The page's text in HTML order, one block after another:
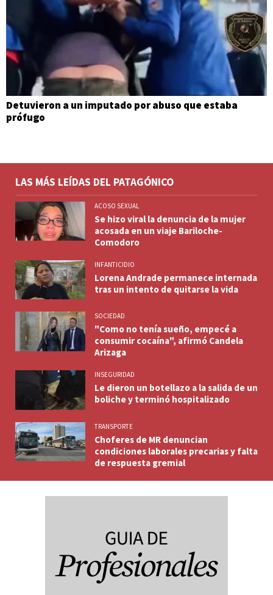
Detuvieron a un imputado por abuso que estaba
prófugo
LAS MÁS LEÍDAS DEL PATAGÓNICO
ACOSO SEXUAL
Se hizo viral la denuncia de la mujer
acosada en un viaje Bariloche-
Comodoro
INFANTICIDIO
Lorena Andrade permanece internada
tras un intento de quitarse la vida
SOCIEDAD
"Como no tenía sueño, empecé a
consumir cocaína", afirmó Candela
Arizaga
INSEGURIDAD
Le dieron un botellazo a la salida de un
boliche y terminó hospitalizado
TRANSPORTE
Choferes de MR denuncian
condiciones laborales precarias y falta
de respuesta gremial